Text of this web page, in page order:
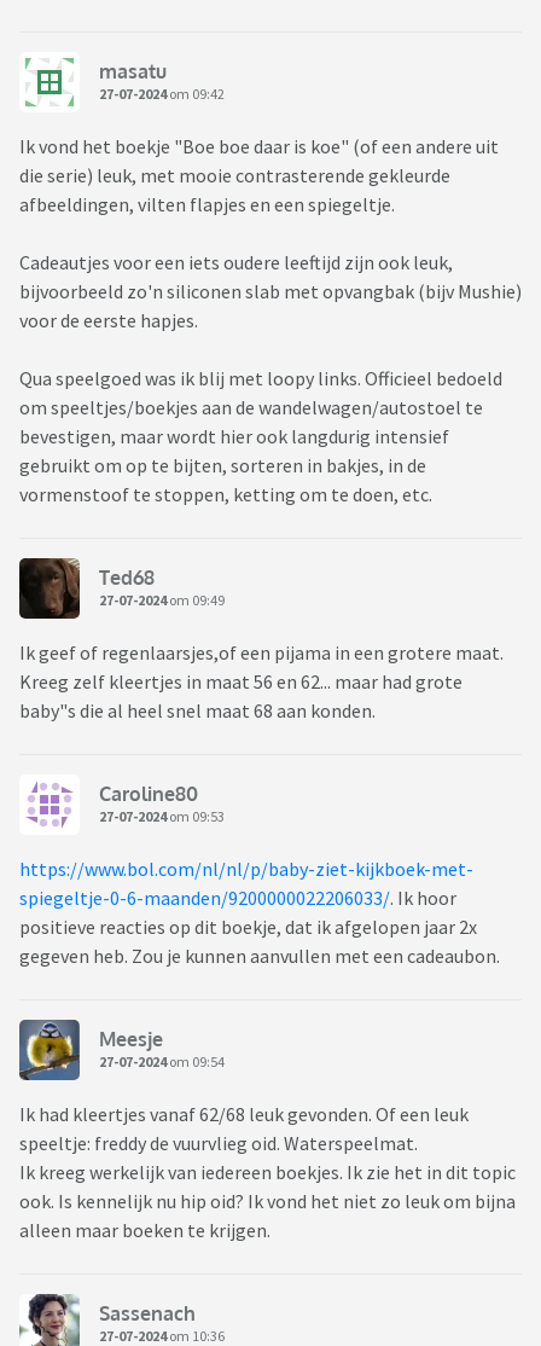
masatu
27-07-2024om 09:42
Ik vond het boekje "Boe boe daar is koe" (of een andere uit
die serie) leuk, met mooie contrasterende gekleurde
afbeeldingen, vilten flapjes en een spiegeltje.
Cadeautjes voor een iets oudere leeftijd zijn ook leuk,
bijvoorbeeld zo'n siliconen slab met opvangbak (bijv Mushie)
voor de eerste hapjes.
Qua speelgoed was ik blij met loopy links. Officieel bedoeld
om speeltjes/boekjes aan de wandelwagen/autostoel te
bevestigen, maar wordt hier ook langdurig intensief
gebruikt om op te bijten, sorteren in bakjes, in de
vormenstoof te stoppen, ketting om te doen, etc.
Ted68
27-07-2024om 09:49
Ik geef of regenlaarsjes,of een pijama in een grotere maat.
Kreeg zelf kleertjes in maat 56 en 62... maar had grote
baby"s die al heel snel maat 68 aan konden.
Caroline80
27-07-2024om 09:53
https://www.bol.com/nl/nl/p/baby-ziet-kijkboek-met-
spiegeltje-0-6-maanden/9200000022206033/. Ik hoor
positieve reacties op dit boekje, dat ik afgelopen jaar 2x
gegeven heb. Zou je kunnen aanvullen met een cadeaubon.
Meesje
27-07-2024om 09:54
Ik had kleertjes vanaf 62/68 leuk gevonden. Of een leuk
speeltje: freddy de vuurvlieg oid. Waterspeelmat.
Ik kreeg werkelijk van iedereen boekjes. Ik zie het in dit topic
ook. Is kennelijk nu hip oid? Ik vond het niet zo leuk om bijna
alleen maar boeken te krijgen.
Sassenach
27-07-2024om 10:36